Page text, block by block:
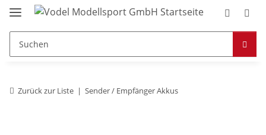
Zurück zur Liste Sender / Empfänger Akkus